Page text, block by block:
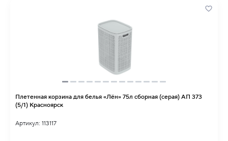
Плетенная корзина для белья «Лён» 75л сборная (серая) АП 373
(5/1) Красноярск
Артикул: 113117